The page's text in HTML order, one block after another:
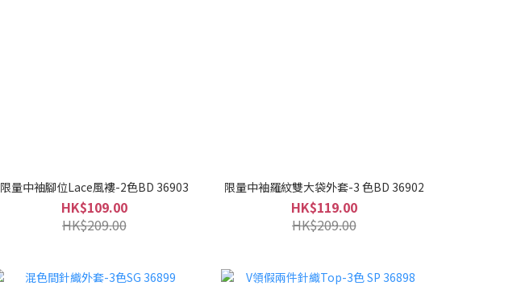
限量中袖腳位Lace風褸-2色BD 36903
HK$109.00
HK$209.00
限量中袖羅紋雙大袋外套-3 色BD 36902
HK$119.00
HK$209.00